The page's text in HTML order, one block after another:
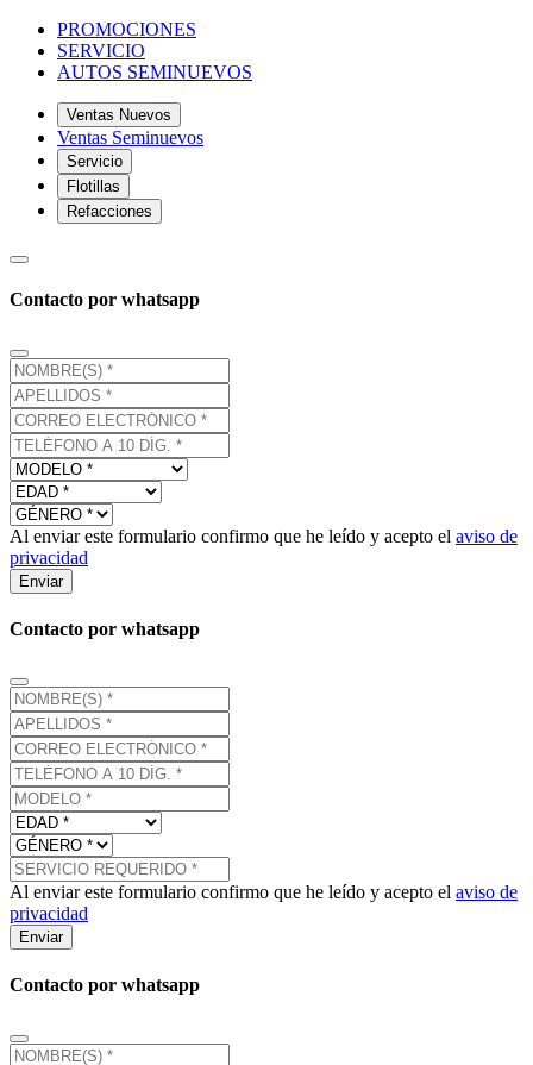
PROMOCIONES
SERVICIO
AUTOS SEMINUEVOS
Ventas Nuevos
Ventas Seminuevos
Servicio
Flotillas
Refacciones
Contacto por whatsapp
Al enviar este formulario confirmo que he leído y acepto el aviso de
privacidad
Enviar
Contacto por whatsapp
Al enviar este formulario confirmo que he leído y acepto el aviso de
privacidad
Enviar
Contacto por whatsapp